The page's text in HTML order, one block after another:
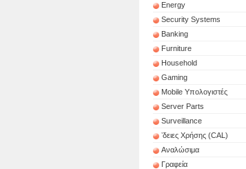
Energy
Security Systems
Banking
Furniture
Household
Gaming
Mobile Υπολογιστές
Server Parts
Surveillance
ʼδειες Χρήσης (CAL)
Αναλώσιμα
Γραφεία